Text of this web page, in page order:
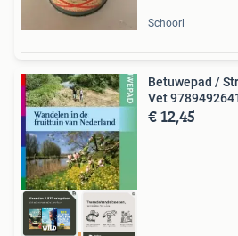
Schoorl
Betuwepad /
Vet
€ 12,45